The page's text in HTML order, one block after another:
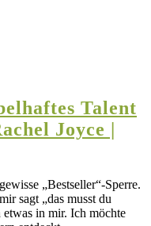
Talent
Joyce |
„Bestseller“-Sperre.
sagt „das musst du
etwas in mir. Ich möchte